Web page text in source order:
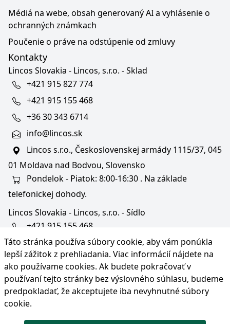
Táto stránka používa súbory cookie, aby vám ponúkla
lepší zážitok z prehliadania. Viac informácií nájdete na
ako používame cookies. Ak budete pokračovať v
používaní tejto stránky bez výslovného súhlasu, budeme
predpokladať, že akceptujete iba nevyhnutné súbory
cookie.
Médiá na webe, obsah generovaný AI a vyhlásenie o
ochranných známkach
Poučenie o práve na odstúpenie od zmluvy
Kontakty
Lincos Slovakia - Lincos, s.r.o. - Sklad
+421 915 827 774
+421 915 155 468
+36 30 343 6714
info@lincos.sk
Lincos s.r.o., Československej armády 1115/37, 045
01 Moldava nad Bodvou, Slovensko
Pondelok - Piatok: 8:00-16:30 . Na základe
telefonickej dohody.
Lincos Slovakia - Lincos, s.r.o. - Sídlo
+421 915 155 468
+36/30 343 6714
bratislava@lincos.sk
Lincos s.r.o., Rustaveliho 4, 831 06 Bratislava - m. č.
Rača, Slovensko
Iba sídlo firmy